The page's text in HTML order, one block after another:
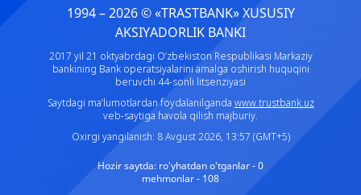
1994 – 2026 © «TRASTBANK» ХUSUSIY
AKSIYADORLIK BANKI
2017 yil 21 oktyabrdagi O‘zbekiston Respublikasi Markaziy
bankining Bank operatsiyalarini amalga oshirish huquqini
beruvchi 44-sonli litsenziyasi
Saytdagi ma’lumotlardan foydalanilganda www.trustbank.uz
veb-saytiga havola qilish majburiy.
Oxirgi yangilanish: 8 Avgust 2026, 13:57 (GMT+5)
Hozir saytda: ro'yhatdan o'tganlar - 0
mehmonlar - 108